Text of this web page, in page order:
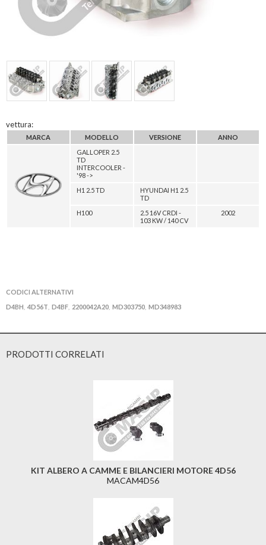
vettura:
MARCA MODELLO VERSIONE
ANNO
GALLOPER 2.5
TD
INTERCOOLER -
'98 ->
H1 2.5 TD
HYUNDAI H1 2.5
TD
H100
2.5 16V CRDI -
103 KW / 140 CV
2002
CODICI ALTERNATIVI
D4BH 4D56T D4BF 2200042A20 MD303750 MD348983
PRODOTTI CORRELATI
KIT ALBERO A CAMME E BILANCIERI MOTORE 4D56
MACAM4D56